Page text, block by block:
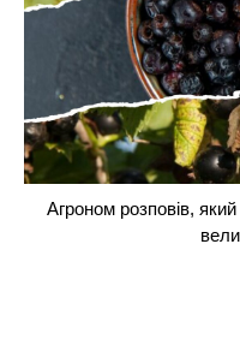
Агроном розповів,